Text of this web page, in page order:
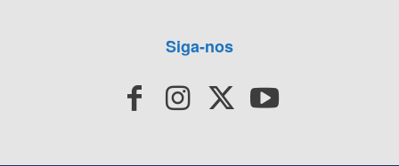
Siga-nos